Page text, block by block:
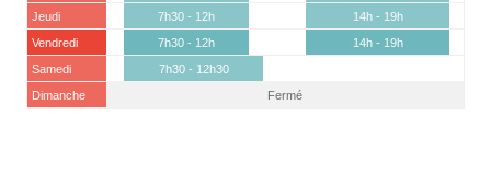
Jeudi
7h30 - 12h
14h - 19h
Vendredi
7h30 - 12h
14h - 19h
Samedi
7h30 - 12h30
Dimanche
Fermé